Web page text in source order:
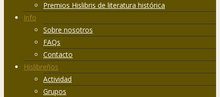
Premios Hislibris de literatura histórica
Info
Sobre nosotros
FAQs
Contacto
Hislibreños
Actividad
Grupos